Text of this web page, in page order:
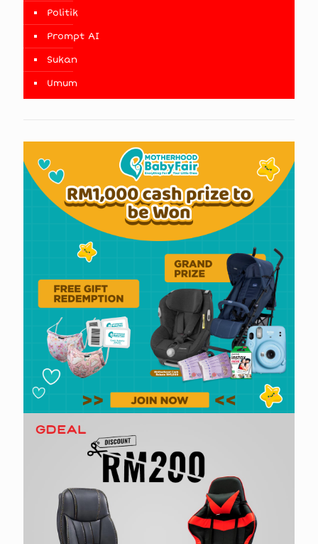
Politik
Prompt AI
Sukan
Umum